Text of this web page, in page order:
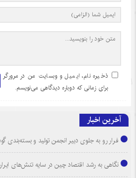
ذخیره نام، ایمیل و وبسایت من در مرورگر
برای زمانی که دوباره دیدگاهی می‌نویسم.
آخرین اخبار
فرار رو به جلوی دبیر انجمن تولید و
نگاهی به رشد اقتصاد چین در سایه تنش‌های